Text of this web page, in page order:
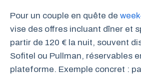
Pour un couple en quête de
vise des offres incluant dîner et
partir de 120 € la nuit, souvent
Sofitel ou Pullman, réservables
plateforme. Exemple concret :